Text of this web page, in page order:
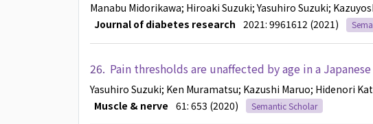
Manabu Midorikawa; Hiroaki Suzuki; Yasuhiro Suzuki;
Journal of diabetes research 2021: 9961612 (2021)
26. Pain thresholds are unaffected by age in a
Yasuhiro Suzuki; Ken Muramatsu; Kazushi Maruo; Hidenori
Muscle & nerve 61: 653 (2020) Semantic Scholar